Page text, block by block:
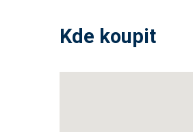
Kde koupit